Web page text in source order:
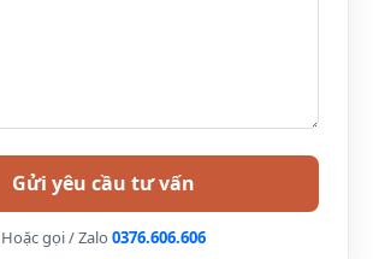
chuyển của du thuyền Era
Nội → Hải Phòng → Vịnh Lan Hạ → Bãi
Hoặc gọi / Zalo 0376.606.606